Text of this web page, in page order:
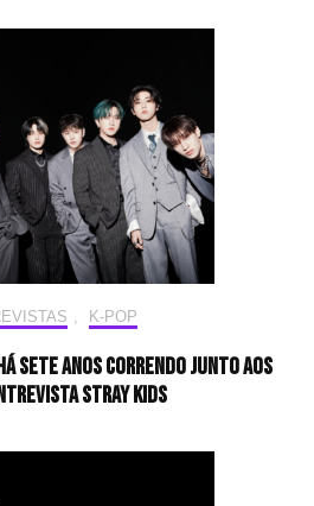
K-POP
sete anos correndo junto aos
Stray Kids